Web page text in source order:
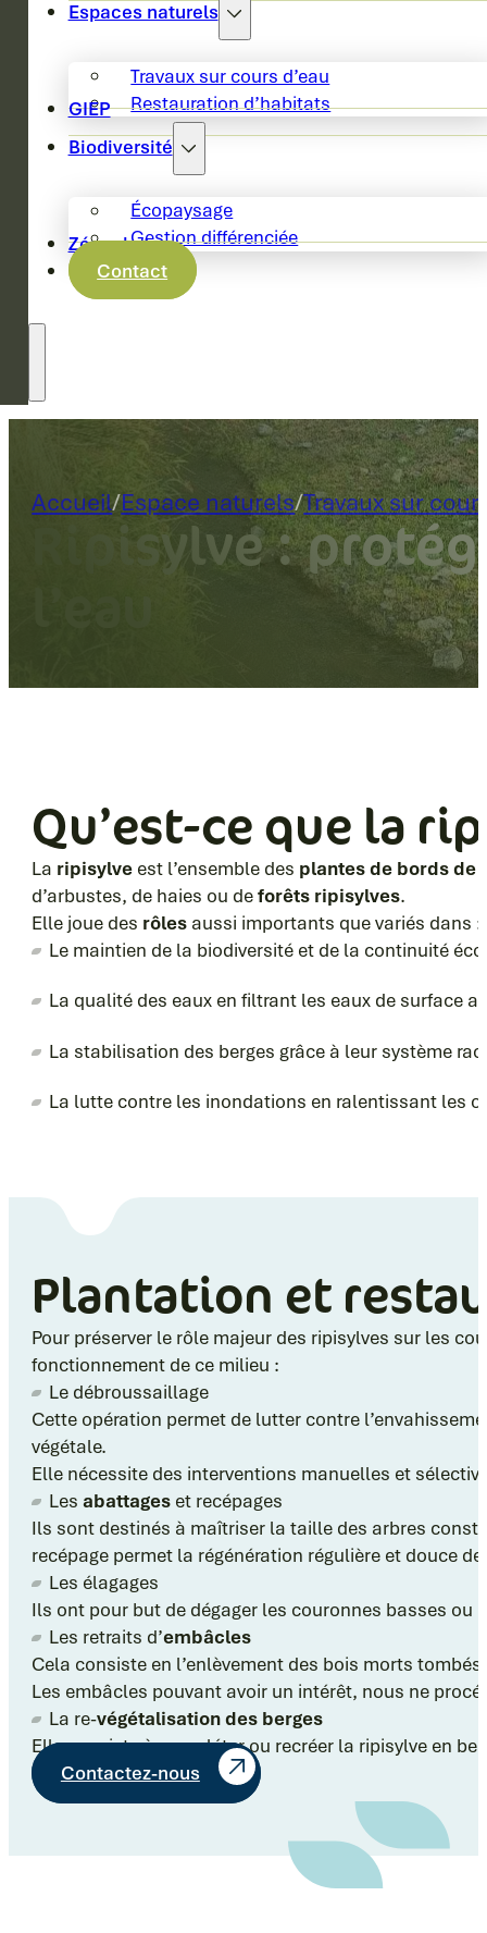
Espaces naturels
Travaux sur cours d’eau
Restauration d’habitats
GIEP
Biodiversité
Écopaysage
Gestion différenciée
Zéro phyto
Contact
Accueil/Espace naturels/Travaux sur
Ripisylve :
Qu’est-ce que la
La ripisylve est l’ensemble des plantes de bords de
d’arbustes, de haies ou deforêts ripisylves.
Elle joue des rôles aussi importants que variés dans :
Le maintien de la biodiversité et de la continuité
La qualité des eaux en filtrant les eaux de surface
La stabilisation des berges grâce à leur système
La lutte contre les inondations en ralentissant les
Plantation et
Pour préserver le rôle majeur des ripisylves sur les
fonctionnement de ce milieu :
Le débroussaillage
Cette opération permet de lutter contre
végétale.
Elle nécessite des interventions manuelles et
Lesabattages et recépages
Ils sont destinés à maîtriser la taille des arbres
recépage permet la régénération régulière et douce
Les élagages
Ils ont pour but de dégager les couronnes basses
Les retraits d’embâcles
Cela consiste en l’enlèvement des bois morts
Les embâcles pouvant avoir un intérêt, nous ne
La re-végétalisation des berges
Elle consiste à compléter ou recréer la ripisylve en
Contactez-nous